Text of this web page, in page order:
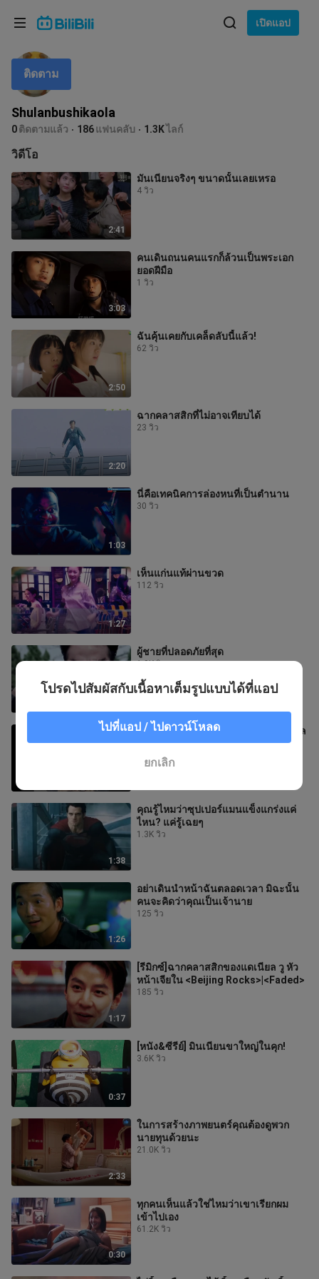
เปิดแอป
Shulanbushikaola
0ติดตามแล้ว 186แฟนคลับ 1.3Kไลก์
ติดตาม
วิดีโอ
2:41
มันเนียนจริงๆ ขนาดนั้นเลยเหรอ
4 วิว
3:03
คนเดินถนนคนแรกก็ล้วนเป็นพระเอก
ยอดฝีมือ
1 วิว
2:50
ฉันคุ้นเคยกับเคล็ดลับนี้แล้ว!
62 วิว
2:20
ฉากคลาสสิกที่ไม่อาจเทียบได้
23 วิว
1:03
นี่คือเทคนิคการล่องหนที่เป็นตำนาน
30 วิว
1:27
เห็นแก่นแท้ผ่านขวด
112 วิว
ผู้ชายที่ปลอดภัยที่สุด
1.9K วิว
อย่ายิ้มเหมือนดอกไม้ จงยิ้มเหมือนมักเกิ้ล
50.7K วิว
1:38
คุณรู้ไหมว่าซุปเปอร์แมนแข็งแกร่งแค่
ไหน? แค่รู้เฉยๆ
1.3K วิว
1:26
อย่าเดินนำหน้าฉันตลอดเวลา มิฉะนั้น
คนจะคิดว่าคุณเป็นเจ้านาย
125 วิว
1:17
[รีมิกซ์]ฉากคลาสสิกของแดเนียล วู หัว
หน้าเจียใน <Beijing Rocks>|<Faded>
185 วิว
0:37
[หนัง&ซีรีย์] มินเนียนขาใหญ่ในคุก!
3.6K วิว
2:33
ในการสร้างภาพยนตร์คุณต้องดูพวก
นายทุนด้วยนะ
21.0K วิว
0:30
ทุกคนเห็นแล้วใช่ไหมว่าเขาเรียกผม
เข้าไปเอง
61.2K วิว
ภาษา: ภาษาไทย
ข้าสู่
ะบบ
เลือกภาษา
English
ภาษาไทย
Tiếng Việt
Bahasa Melayu
โปรดไปสัมผัสกับเนื้อหาเต็มรูปแบบได้ที่แอป
ไปที่แอป / ไปดาวน์โหลด
ยกเลิก